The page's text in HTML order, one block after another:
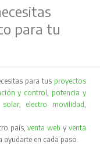
para tu
para tus proyectos
y control, potencia y
solar, electro movilidad,
país,venta web y venta
ayudarte en cada paso.